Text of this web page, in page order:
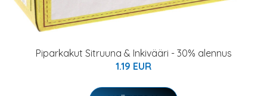
Piparkakut Sitruuna & Inkivääri - 30% alennus
1.19 EUR